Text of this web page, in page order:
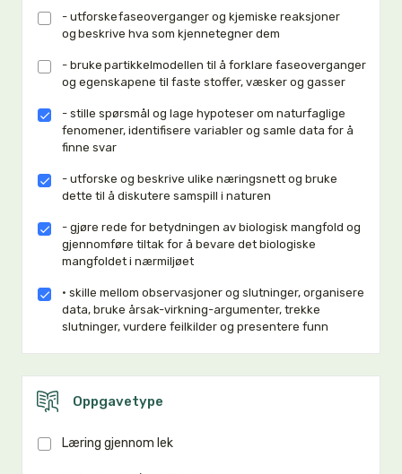
- utforske faseoverganger og kjemiske reaksjoner
og beskrive hva som kjennetegner dem
- bruke partikkelmodellen til å forklare faseoverganger
og egenskapene til faste stoffer, væsker og gasser
- stille spørsmål og lage hypoteser om naturfaglige
fenomener, identifisere variabler og samle data for å
finne svar
- utforske og beskrive ulike næringsnett og bruke
dette til å diskutere samspill i naturen
- gjøre rede for betydningen av biologisk mangfold og
gjennomføre tiltak for å bevare det biologiske
mangfoldet i nærmiljøet
• skille mellom observasjoner og slutninger, organisere
data, bruke årsak-virkning-argumenter, trekke
slutninger, vurdere feilkilder og presentere funn
Oppgavetype
Læring gjennom lek